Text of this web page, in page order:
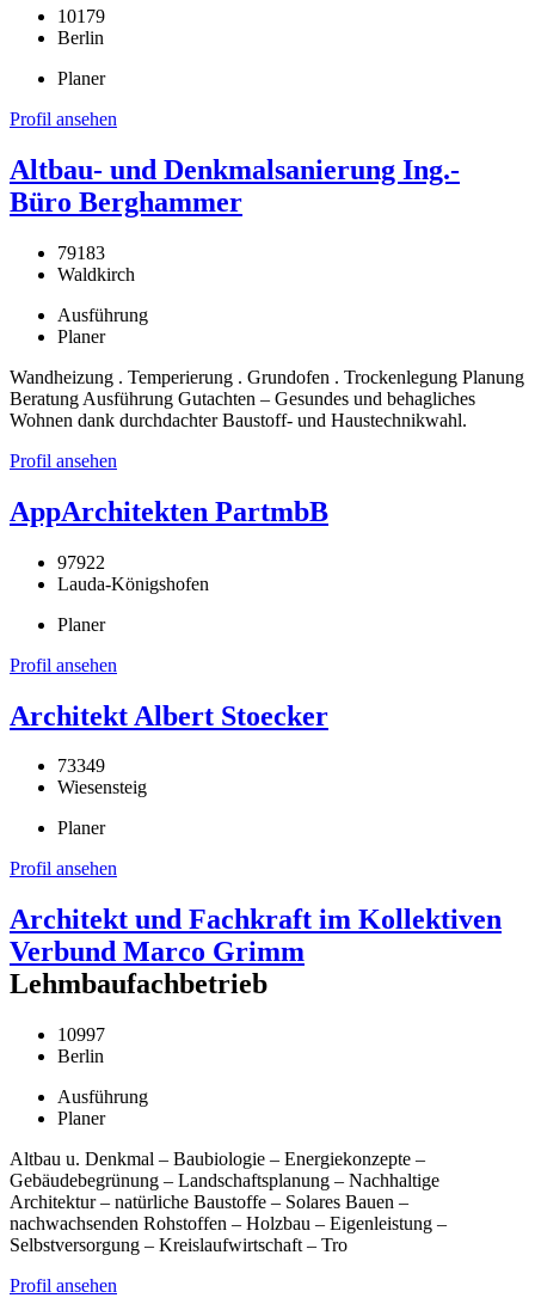
10179
Berlin
Planer
Profil ansehen
Altbau- und Denkmalsanierung Ing.-
Büro Berghammer
79183
Waldkirch
Ausführung
Planer
Wandheizung . Temperierung . Grundofen . Trockenlegung Planung
Beratung Ausführung Gutachten – Gesundes und behagliches
Wohnen dank durchdachter Baustoff- und Haustechnikwahl.
Profil ansehen
AppArchitekten PartmbB
97922
Lauda-Königshofen
Planer
Profil ansehen
Architekt Albert Stoecker
73349
Wiesensteig
Planer
Profil ansehen
Architekt und Fachkraft im Kollektiven
Verbund Marco Grimm
Lehmbaufachbetrieb
10997
Berlin
Ausführung
Planer
Altbau u. Denkmal – Baubiologie – Energiekonzepte –
Gebäudebegrünung – Landschaftsplanung – Nachhaltige
Architektur – natürliche Baustoffe – Solares Bauen –
nachwachsenden Rohstoffen – Holzbau – Eigenleistung –
Selbstversorgung – Kreislaufwirtschaft – Tro
Profil ansehen